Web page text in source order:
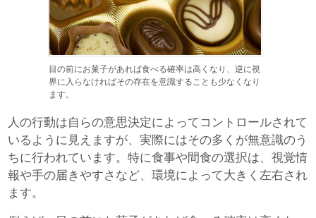
目の前にお菓子があれば食べる確率は高くなり、逆に視
界に入らなければその存在を意識することも少なくなり
ます。
人の行動は自らの意思決定によってコントロールされて
いるように見えますが、実際にはその多くが無意識のう
ちに行われています。特に食事や間食の選択は、視覚情
報や手の届きやすさなど、環境によって大きく左右され
ます。